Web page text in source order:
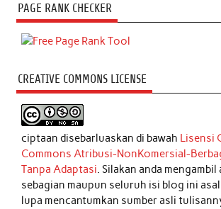
PAGE RANK CHECKER
CREATIVE COMMONS LICENSE
ciptaan disebarluaskan di bawah Lisensi
Commons Atribusi-NonKomersial-
Tanpa Adaptasi. Silakan anda
sebagian maupun seluruh isi blog ini
lupa mencantumkan sumber asli